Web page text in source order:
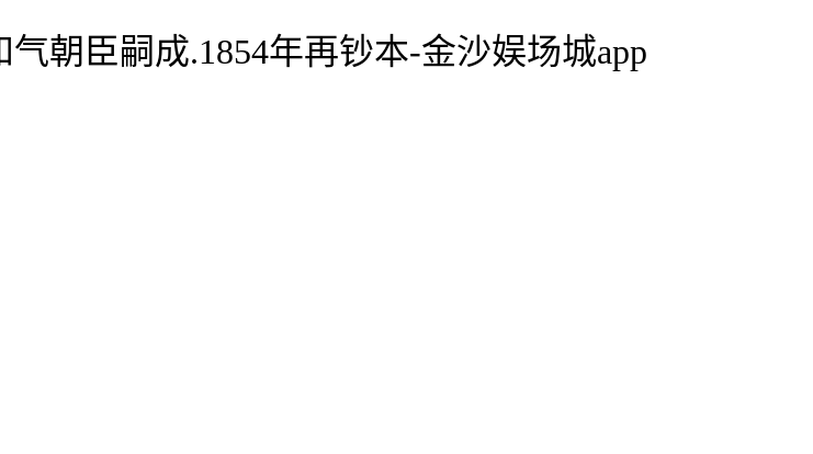
朝臣嗣成.1854年再钞本-金沙娱场城app